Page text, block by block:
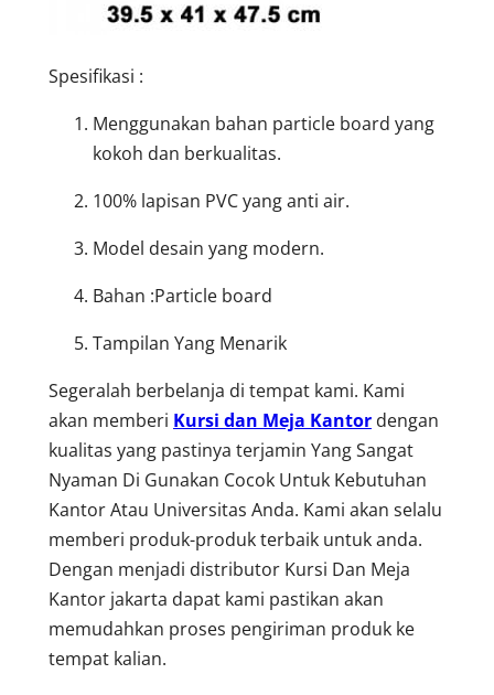
Spesifikasi :
Menggunakan bahan particle board yang
kokoh dan berkualitas.
100% lapisan PVC yang anti air.
Model desain yang modern.
Bahan :Particle board
Tampilan Yang Menarik
Segeralah berbelanja di tempat kami. Kami
akan memberi Kursi dan Meja Kantor dengan
kualitas yang pastinya terjamin Yang Sangat
Nyaman Di Gunakan Cocok Untuk Kebutuhan
Kantor Atau Universitas Anda. Kami akan selalu
memberi produk-produk terbaik untuk anda.
Dengan menjadi distributor Kursi Dan Meja
Kantor jakarta dapat kami pastikan akan
memudahkan proses pengiriman produk ke
tempat kalian.